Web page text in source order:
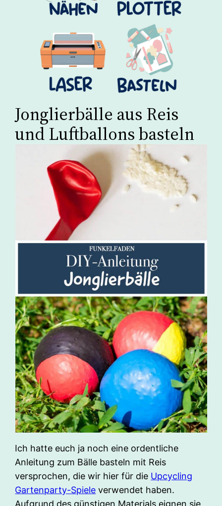
Jonglierbälle aus Reis
und Luftballons basteln
Ich hatte euch ja noch eine ordentliche
Anleitung zum Bälle basteln mit Reis
versprochen, die wir hier für die Upcycling
Gartenparty-Spiele verwendet haben.
Aufgrund des günstigen Materials eignen sie